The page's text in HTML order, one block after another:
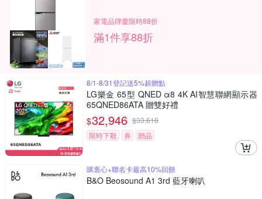
家電品牌慶限時88折
滿1件享88折
8/1-8/31登記送5%超贈點
LG樂金 65型 QNED α8 4K AI智慧聯網顯示器
65QNED86ATA 贈雙好禮
$32,946 $33,618
限時下殺
券 贈品
購衷心+聯名卡最高10%回饋
B&O Beosound A1 3rd 藍牙喇叭